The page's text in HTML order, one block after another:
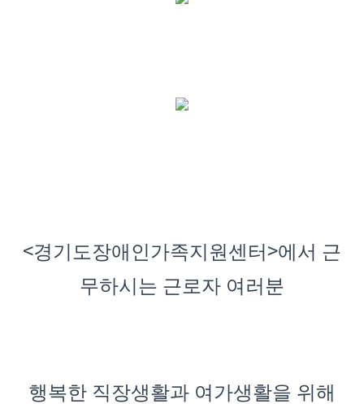
<경기도장애인가족지원센터 >에서 근
무하시는 근로자 여러분
행복한 직장생활과 여가생활을 위해